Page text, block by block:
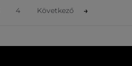
4 Következő